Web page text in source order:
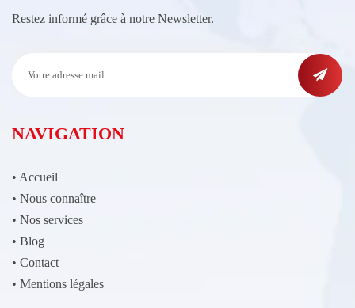
Restez informé grâce à notre Newsletter.
NAVIGATION
• Accueil
• Nous connaître
• Nos services
• Blog
• Contact
• Mentions légales